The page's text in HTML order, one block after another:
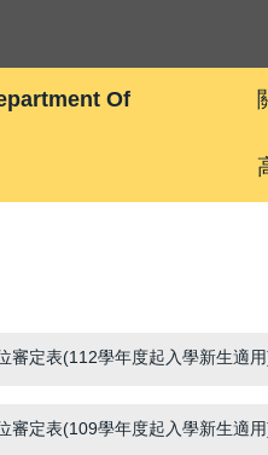
Of
審定表(112學年度起入學新生適
審定表(109學年度起入學新生適